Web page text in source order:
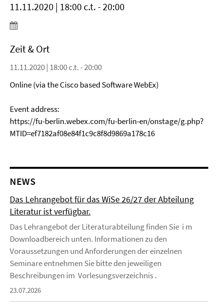
11.11.2020 | 18:00 c.t. - 20:00
Zeit & Ort
11.11.2020 | 18:00 c.t. - 20:00
Online (via the Cisco based Software WebEx)
Event address:
https://fu-berlin.webex.com/fu-berlin-en/onstage/g.php?
MTID=ef7182af08e84f1c9c8f8d9869a178c16
NEWS
Das Lehrangebot für das WiSe 26/27 der Abteilung
Literatur ist verfügbar.
Das Lehrangebot der Literaturabteilung finden Sie i m
Downloadbereich unten. Informationen zu den
Voraussetzungen und Anforderungen der einzelnen
Seminare entnehmen Sie bitte den jeweiligen
Beschreibungen im Vorlesungsverzeichnis .
23.07.2026